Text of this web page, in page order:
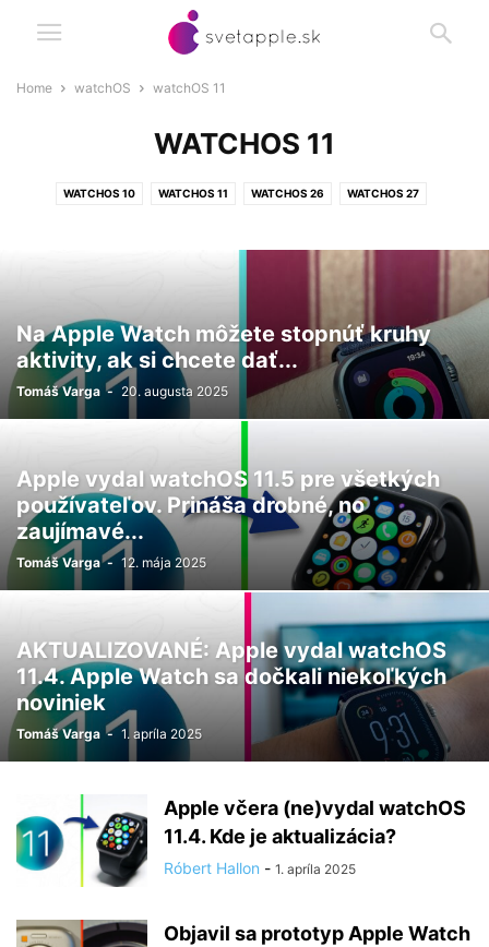
Home watchOS watchOS 11
WATCHOS 11
WATCHOS 10 WATCHOS 11 WATCHOS 26 WATCHOS 27
Na Apple Watch môžete stopnúť kruhy
aktivity, ak si chcete dať...
Tomáš Varga - 20. augusta 2025
Apple vydal watchOS 11.5 pre všetkých
používateľov. Prináša drobné, no
zaujímavé...
Tomáš Varga - 12. mája 2025
AKTUALIZOVANÉ: Apple vydal watchOS
11.4. Apple Watch sa dočkali niekoľkých
noviniek
Tomáš Varga - 1. apríla 2025
Apple včera (ne)vydal watchOS
11.4. Kde je aktualizácia?
Róbert Hallon - 1. apríla 2025
Objavil sa prototyp Apple Watch